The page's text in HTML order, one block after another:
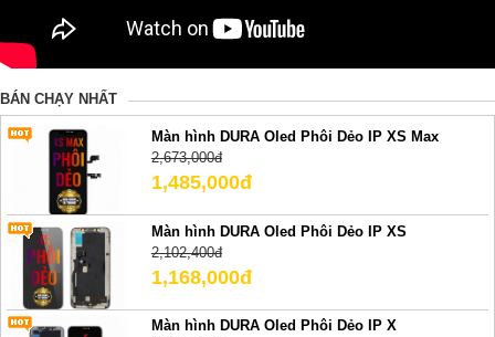
BÁN CHẠY NHẤT
Màn hình DURA Oled Phôi Dẻo IP XS Max
2,673,000đ
1,485,000đ
Màn hình DURA Oled Phôi Dẻo IP XS
2,102,400đ
1,168,000đ
Màn hình DURA Oled Phôi Dẻo IP X